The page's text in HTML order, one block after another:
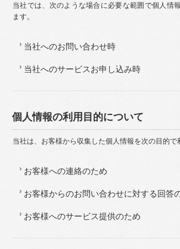
当社では、次のような場合に必要な範囲で個人情
ます。
当社へのお問い合わせ時
当社へのサービスお申し込み時
個人情報の利用目的について
当社は、お客様から収集した個人情報を次の目的で
お客様への連絡のため
お客様からのお問い合わせに対する回答
お客様へのサービス提供のため